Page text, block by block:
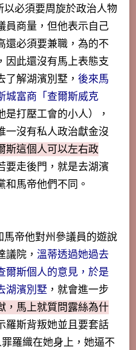
必須要周旋於政治人物
員商量，但他表示自己
還必須要兼職，為的不
因此還沒有馬上表態支
解湖濱別墅， 後來馬
城富商「查爾斯威克
是打壓工會的小人），
一沒有私人政治獻金沒
斯這個人可以左右政
要走後門，就是去湖濱
馬帝他們不同。
帝他對州參議員的遊說
院， 溫蒂透過她過去
爾斯個人的意見，於是
湖濱別墅 ，就會進一步
，馬上就質問露絲為什
羅斯背叛她並且要套話
羅織在她身上，她逼不